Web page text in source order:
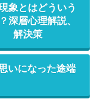
象とはどういう
深層心理解説、
解決策
いになった途端